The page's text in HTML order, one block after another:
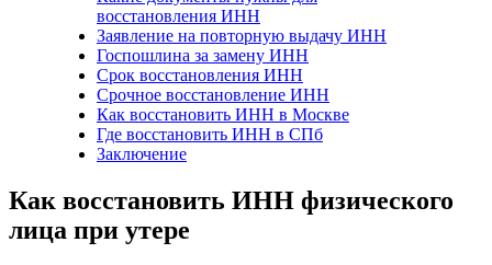
восстановления ИНН
Заявление на повторную выдачу ИНН
Госпошлина за замену ИНН
Срок восстановления ИНН
Срочное восстановление ИНН
Как восстановить ИНН в Москве
Где восстановить ИНН в СПб
Заключение
Как восстановить ИНН физического
лица при утере